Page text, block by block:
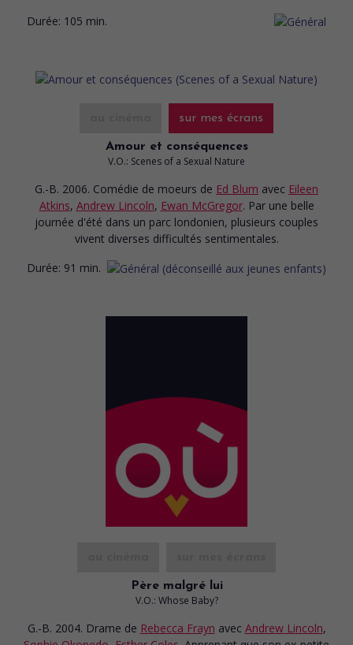
Durée: 105 min.
sur mes écrans
Amour et conséquences
V.O.: Scenes of a Sexual Nature
G.-B. 2006. Comédie de moeurs de Ed Blum avec Eileen
Atkins, Andrew Lincoln, Ewan McGregor. Par une belle
journée d'été dans un parc londonien, plusieurs couples
vivent diverses difficultés sentimentales.
Durée: 91 min.
Père malgré lui
V.O.: Whose Baby?
G.-B. 2004. Drame de Rebecca Frayn avec Andrew Lincoln,